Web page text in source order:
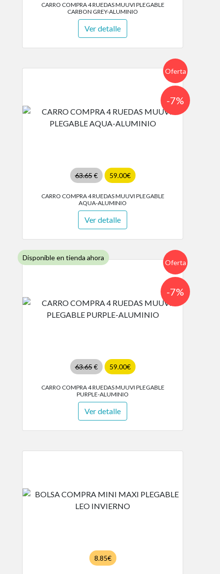
CARRO COMPRA 4 RUEDAS MUUVI PLEGABLE
CARBON GREY-ALUMINIO
Ver detalle
Oferta
63.65€ 59.00€
-7%
CARRO COMPRA 4 RUEDAS MUUVI PLEGABLE
AQUA-ALUMINIO
Ver detalle
Disponible en tienda ahora
Oferta
63.65€ 59.00€
-7%
CARRO COMPRA 4 RUEDAS MUUVI PLEGABLE
PURPLE-ALUMINIO
Ver detalle
8.85€